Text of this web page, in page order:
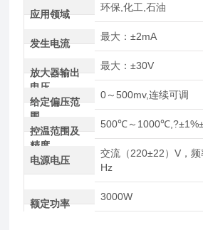
应用领域
环保,化工,石油
发生电流
最大：±2mA
放大器输出
电压
最大：±30V
给定偏压范
围
0～500mv,连续可调
控温范围及
精度
500℃～
电源电压
交流（220±22）V，频
Hz
额定功率
3000W